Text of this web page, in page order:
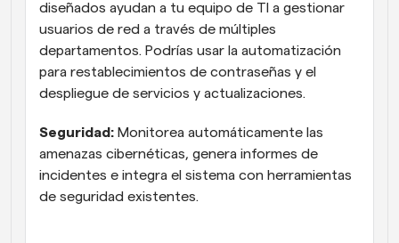
diseñados ayudan a tu equipo de TI a gestionar
usuarios de red a través de múltiples
departamentos. Podrías usar la automatización
para restablecimientos de contraseñas y el
despliegue de servicios y actualizaciones.
Seguridad: Monitorea automáticamente las
amenazas cibernéticas, genera informes de
incidentes e integra el sistema con herramientas
de seguridad existentes.